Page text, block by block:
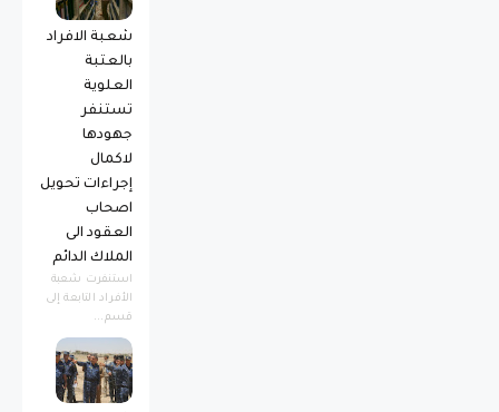
شعبة الافراد
بالعتبة
العلوية
تستنفر
جهودها
لاكمال
إجراءات تحويل
اصحاب
العقود الى
الملاك الدائم
استنفرت شعبة
الأفراد التابعة إلى
قسم...